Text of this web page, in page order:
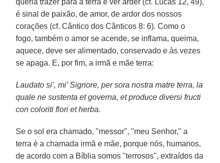
é sinal de paixão, de amor, de ardor dos nossos
corações (cf. Cântico dos Cânticos 8: 6). Como o
fogo, também o amor se acende, se inflama, queima,
aquece, deve ser alimentado, conservado e às vezes
se apaga. E, por fim, a irmã e mãe terra:
Laudato si’, mi’ Signore, per sora nostra matre terra, la
quale ne sustenta et governa, et produce diversi fructi
con coloriti flori et herba.
Se o sol era chamado, "messor", "meu Senhor," a
terra é a chamada irmã e mãe, porque nós, humanos,
de acordo com a Bíblia somos "terrosos", extraídos da